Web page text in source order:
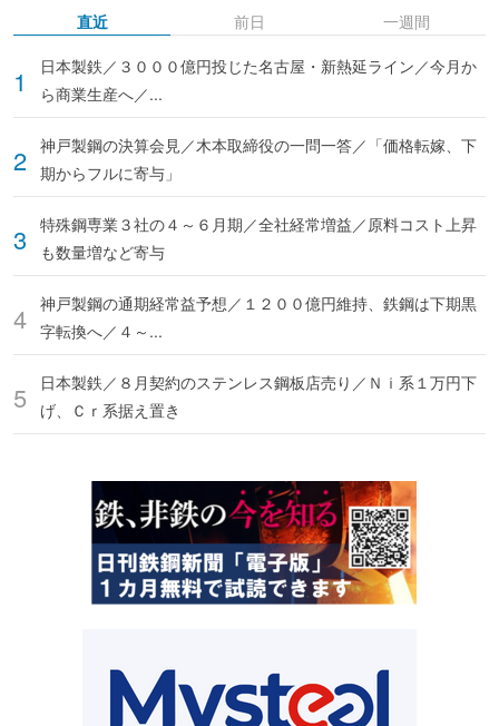
直近
日本製鉄／３０００億円投じた名古屋・新熱延ライン／今月か
ら商業生産へ／...
神戸製鋼の決算会見／木本取締役の一問一答／「価格転嫁、下
期からフルに寄与」
特殊鋼専業３社の４～６月期／全社経常増益／原料コスト上昇
も数量増など寄与
神戸製鋼の通期経常益予想／１２００億円維持、鉄鋼は下期黒
字転換へ／４～...
日本製鉄／８月契約のステンレス鋼板店売り／Ｎｉ系１万円下
げ、Ｃｒ系据え置き
前日 一週間